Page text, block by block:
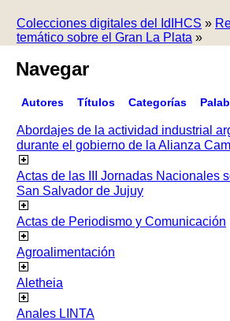
Colecciones digitales del IdIHCS »
temático sobre el Gran La Plata »
Navegar
Autores Títulos Categorías
Abordajes de la actividad industrial
durante el gobierno de la Alianza
Actas de las III Jornadas Nacionales
San Salvador de Jujuy
Actas de Periodismo y Comunicación
Agroalimentación
Aletheia
Anales LINTA